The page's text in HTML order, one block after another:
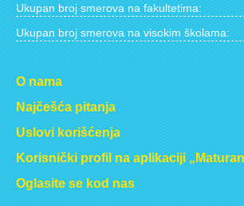
Ukupan broj smerova na fakultetima:
Ukupan broj smerova na visokim školama:
O nama
Najčešća pitanja
Uslovi korišćenja
Korisnički profil na aplikaciji
Oglasite se kod nas